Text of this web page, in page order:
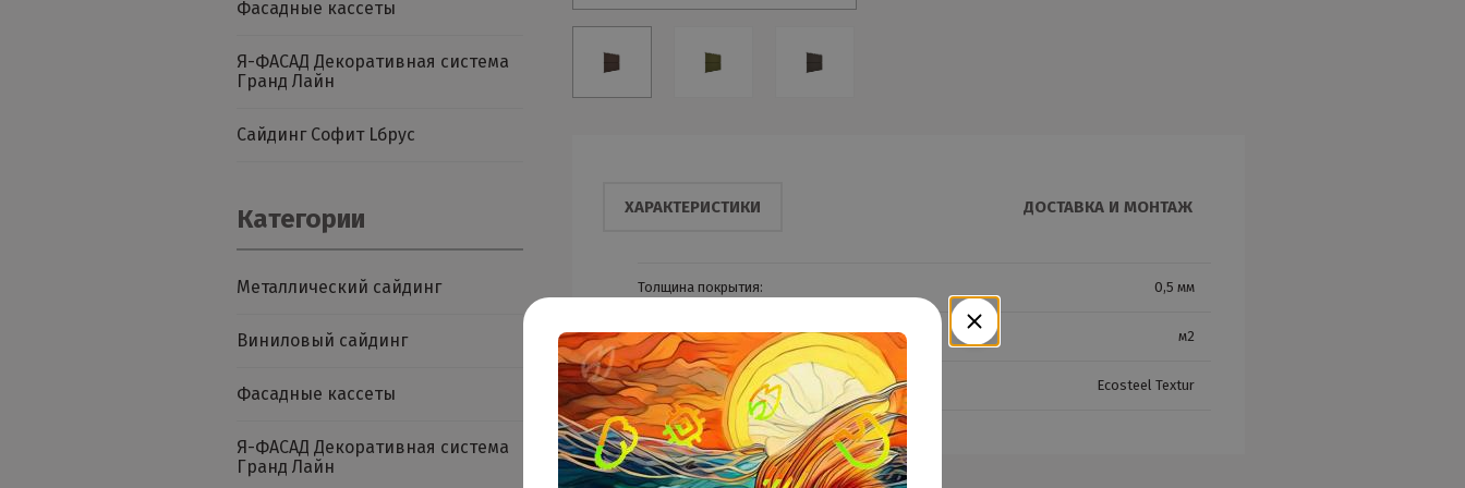
Фасадные кассеты
Я-ФАСАД Декоративная система
Гранд Лайн
Сайдинг Софит Lбрус
Категории
Металлический сайдинг
Виниловый сайдинг
Фасадные кассеты
Я-ФАСАД Декоративная система
Гранд Лайн
ХАРАКТЕРИСТИКИ ДОСТАВКА И МОНТАЖ
Толщина покрытия: 0,5 мм
Единица измерения: м2
Тип покрытия: Ecosteel Textur